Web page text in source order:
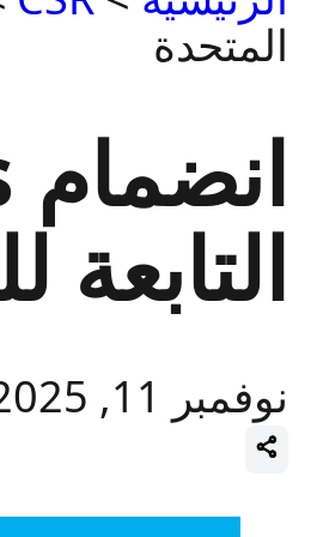
المتحدة
نوفمبر 11, 2025 1:24 مساءً